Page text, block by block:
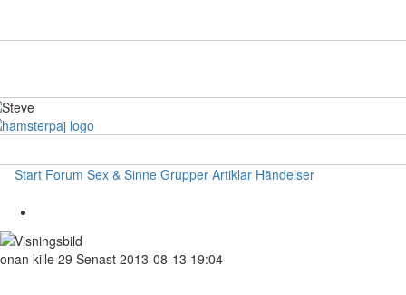
Start Forum Sex & Sinne Grupper Artiklar Händelser
onan kille 29 Senast 2013-08-13 19:04